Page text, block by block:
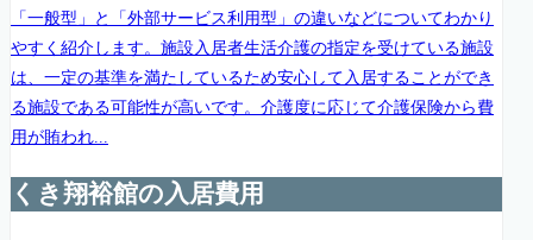
「一般型」と「外部サービス利用型」の違いなどについてわかり
やすく紹介します。施設入居者生活介護の指定を受けている施設
は、一定の基準を満たしているため安心して入居することができ
る施設である可能性が高いです。介護度に応じて介護保険から費
用が賄われ...
くき翔裕館の入居費用